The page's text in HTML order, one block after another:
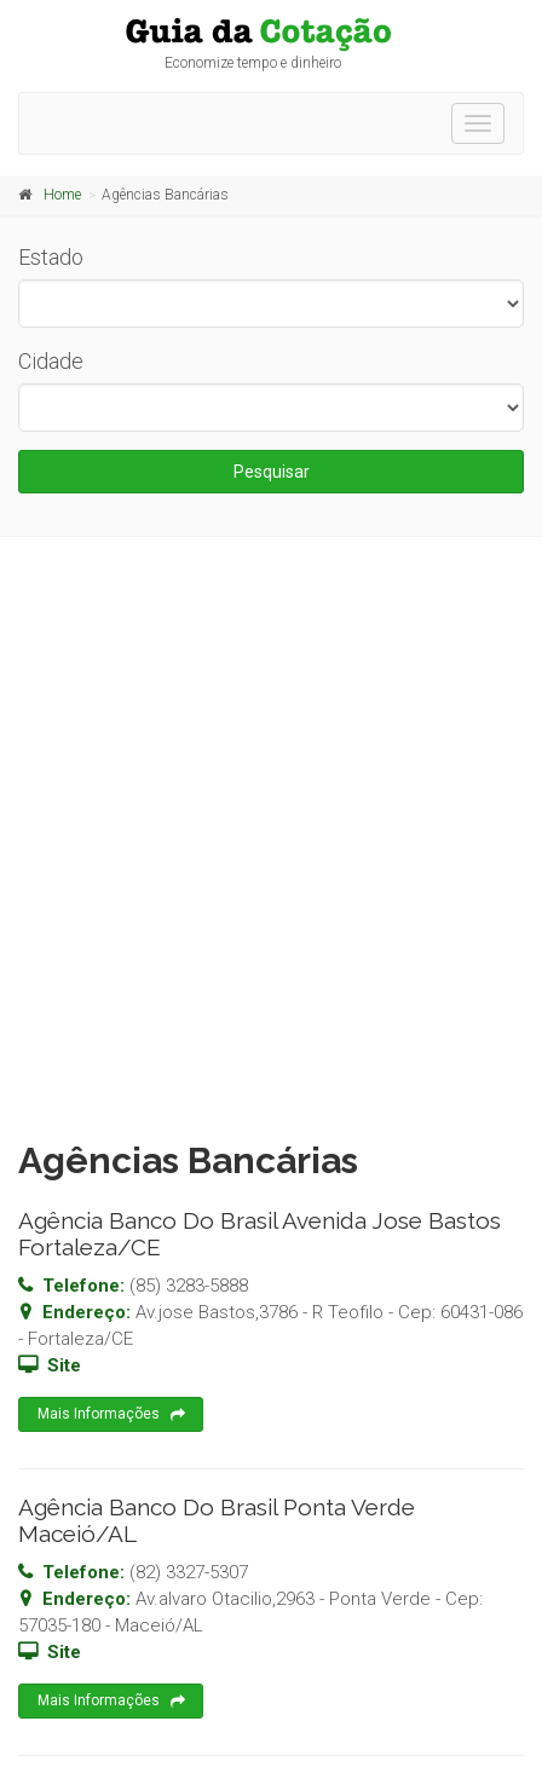
Economize tempo e dinheiro
Toggle
Home Agências Bancárias
Estado
Cidade
Pesquisar
Agências Bancárias
Agência Banco Do Brasil Avenida Jose Bastos
Fortaleza/CE
Telefone: (85) 3283-5888
Endereço: Av.jose Bastos,3786 - R Teofilo - Cep: 60431-086
- Fortaleza/CE
Site
Mais Informações
Agência Banco Do Brasil Ponta Verde
Maceió/AL
Telefone: (82) 3327-5307
Endereço: Av.alvaro Otacilio,2963 - Ponta Verde - Cep:
57035-180 - Maceió/AL
Site
Mais Informações